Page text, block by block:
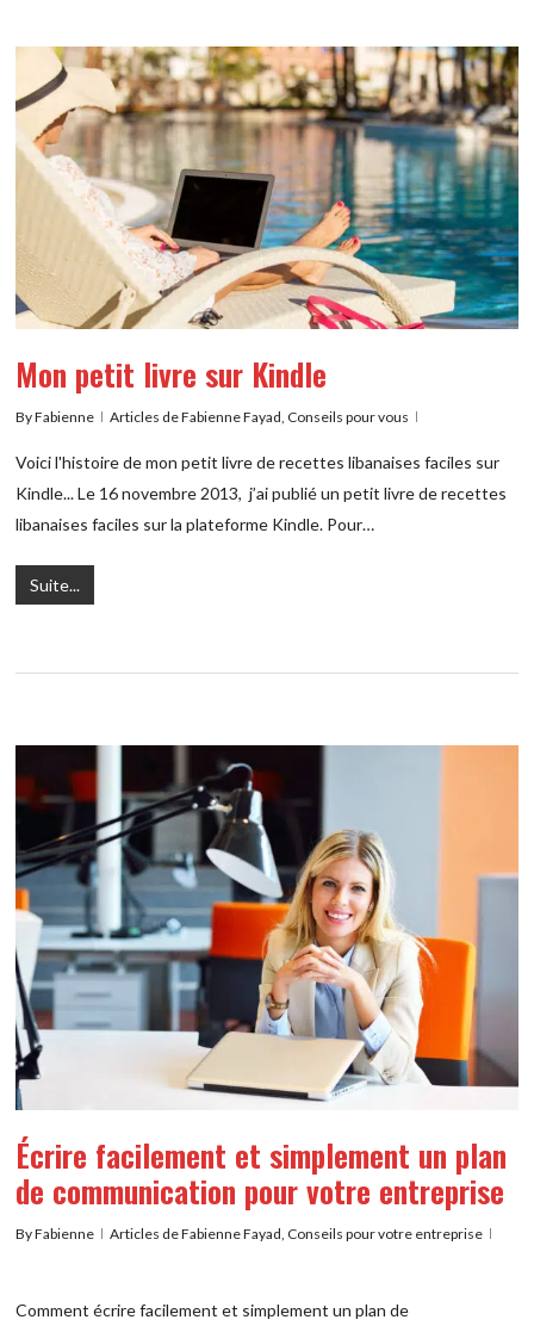
Mon petit livre sur Kindle
ByFabienne Articles de Fabienne Fayad Conseils pour vous
Voici l'histoire de mon petit livre de recettes libanaises faciles sur
Kindle... Le 16 novembre 2013, j’ai publié un petit livre de recettes
libanaises faciles sur la plateforme Kindle. Pour…
Suite...
Écrire facilement et simplement un plan
de communication pour votre entreprise
ByFabienne Articles de Fabienne Fayad, Conseils pour votre entreprise
Comment écrire facilement et simplement un plan de